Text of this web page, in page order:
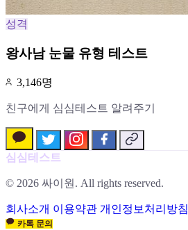
성격
왕사남 눈물 유형 테스트
3,146명
친구에게 심심테스트 알려주기
심심테스트
© 2026 싸이원. All rights reserved.
회사소개 이용약관 개인정보처리방침
카톡 문의